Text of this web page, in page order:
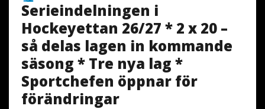
Serieindelningen i
Hockeyettan 26/27 * 2 x 20 –
så delas lagen in kommande
säsong * Tre nya lag *
Sportchefen öppnar för
förändringar